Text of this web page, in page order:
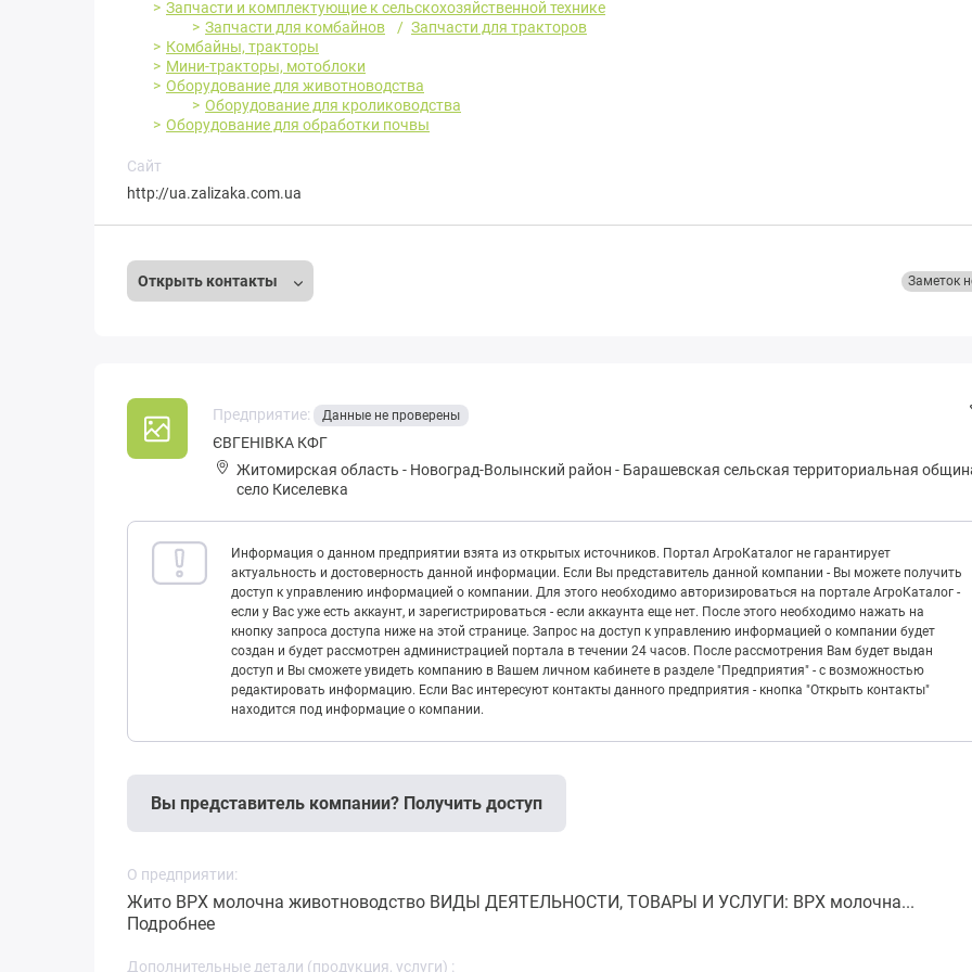
Запчасти и комплектующие к сельскохозяйственной технике
Запчасти для комбайнов
Запчасти для тракторов
Комбайны, тракторы
Мини-тракторы, мотоблоки
Оборудование для животноводства
Оборудование для кролиководства
Оборудование для обработки почвы
Сайт
http://ua.zalizaka.com.ua
Открыть контакты Заметок
Предприятие: Данные не проверены
ЄВГЕНІВКА КФГ
Житомирская область - Новоград-Волынский район - Бapaшевская сельская территориальная
село Киселевка
Информация о данном предприятии взята из открытых источников. Портал АгроКаталог не гарантирует
актуальность и достоверность данной информации. Если Вы представитель данной компании - Вы можете получить
доступ к управлению информацией о компании. Для этого необходимо авторизироваться на портале АгроКаталог -
если у Вас уже есть аккаунт, и зарегистрироваться - если аккаунта еще нет. После этого необходимо нажать на
кнопку запроса доступа ниже на этой странице. Запрос на доступ к управлению информацией о компании будет
создан и будет рассмотрен администрацией портала в течении 24 часов. После рассмотрения Вам будет выдан
доступ и Вы сможете увидеть компанию в Вашем личном кабинете в разделе "Предприятия" - с возможностью
редактировать информацию. Если Вас интересуют контакты данного предприятия - кнопка "Открыть контакты"
находится под информацие о компании.
Вы представитель компании? Получить доступ
О предприятии:
Жито ВРХ молочна животноводство ВИДЫ ДЕЯТЕЛЬНОСТИ, ТОВАРЫ И УСЛУГИ: ВРХ молочна...
Подробнее
Дополнительные детали (продукция, услуги) :